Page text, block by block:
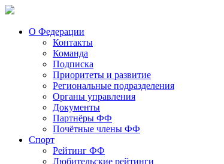
О Федерации
Контакты
Команда
Подписка
Приоритеты и развитие
Региональные подразделения
Органы управления
Документы
Партнёры ФФ
Почётные члены ФФ
Спорт
Рейтинг ФФ
Любительские рейтинги